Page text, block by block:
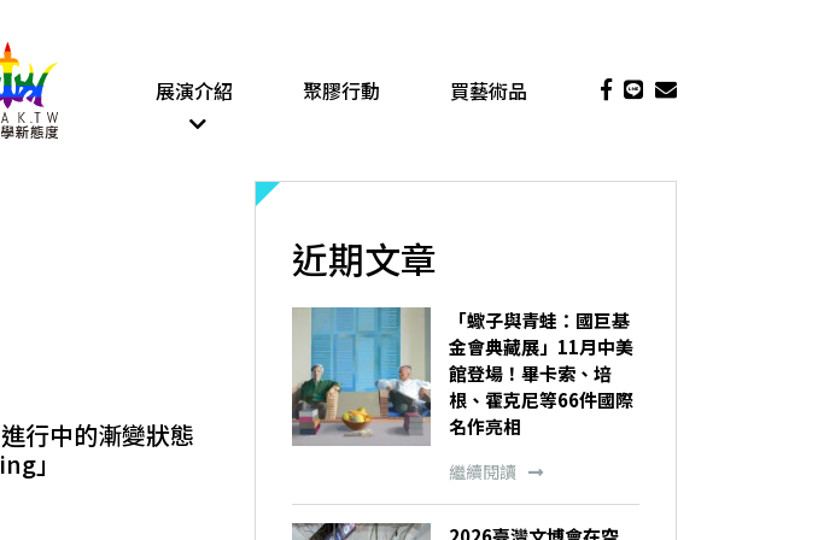
展演介紹 聚膠行動 買藝術品
行中的漸變狀態
」
近期文章
「蠍子與青蛙：國巨基
金會典藏展」11月中美
館登場！畢卡索、培
根、霍克尼等66件國際
名作亮相
繼續閱讀